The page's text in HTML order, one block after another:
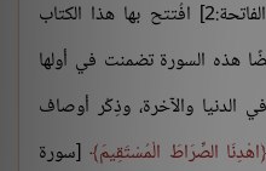
[سورة الفاتحة:2] افُتتح بها هذا الكتاب
هذه السورة تضمنت في أولها
الدنيا والآخرة، وذِكْر أوصاف
اهْدِنَا الصِّرَاطَ الْمُسْتَقِيمَ [سورة